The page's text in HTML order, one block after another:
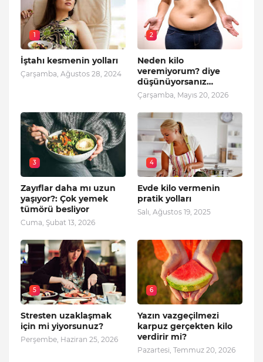
1
İştahı kesmenin yolları
Çarşamba, Ağustos 28, 2024
2
Neden kilo
veremiyorum? diye
düşünüyorsanız…
Çarşamba, Mayıs 20, 2026
3
Zayıflar daha mı uzun
yaşıyor?: Çok yemek
tümörü besliyor
Cuma, Şubat 13, 2026
4
Evde kilo vermenin
pratik yolları
Salı, Ağustos 19, 2025
5
Stresten uzaklaşmak
için mi yiyorsunuz?
Perşembe, Haziran 25, 2026
6
Yazın vazgeçilmezi
karpuz gerçekten kilo
verdirir mi?
Pazartesi, Temmuz 20, 2026